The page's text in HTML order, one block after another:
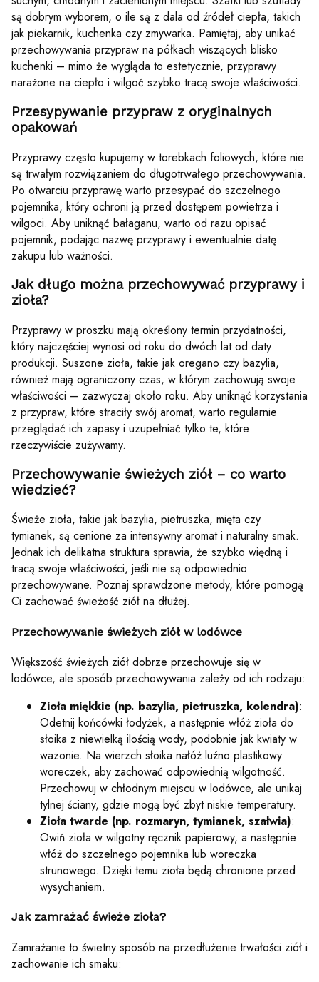
są dobrym wyborem, o ile są z dala od źródeł ciepła, takich
jak piekarnik, kuchenka czy zmywarka. Pamiętaj, aby unikać
przechowywania przypraw na półkach wiszących blisko
kuchenki – mimo że wygląda to estetycznie, przyprawy
narażone na ciepło i wilgoć szybko tracą swoje właściwości.
Przesypywanie przypraw z oryginalnych
opakowań
Przyprawy często kupujemy w torebkach foliowych, które nie
są trwałym rozwiązaniem do długotrwałego przechowywania.
Po otwarciu przyprawę warto przesypać do szczelnego
pojemnika, który ochroni ją przed dostępem powietrza i
wilgoci. Aby uniknąć bałaganu, warto od razu opisać
pojemnik, podając nazwę przyprawy i ewentualnie datę
zakupu lub ważności.
Jak długo można przechowywać przyprawy i
zioła?
Przyprawy w proszku mają określony termin przydatności,
który najczęściej wynosi od roku do dwóch lat od daty
produkcji. Suszone zioła, takie jak oregano czy bazylia,
również mają ograniczony czas, w którym zachowują swoje
właściwości – zazwyczaj około roku. Aby uniknąć korzystania
z przypraw, które straciły swój aromat, warto regularnie
przeglądać ich zapasy i uzupełniać tylko te, które
rzeczywiście zużywamy.
Przechowywanie świeżych ziół – co warto
wiedzieć?
Świeże zioła, takie jak bazylia, pietruszka, mięta czy
tymianek, są cenione za intensywny aromat i naturalny smak.
Jednak ich delikatna struktura sprawia, że szybko więdną i
tracą swoje właściwości, jeśli nie są odpowiednio
przechowywane. Poznaj sprawdzone metody, które pomogą
Ci zachować świeżość ziół na dłużej.
Przechowywanie świeżych ziół w lodówce
Większość świeżych ziół dobrze przechowuje się w
lodówce, ale sposób przechowywania zależy od ich rodzaju:
Zioła miękkie (np. bazylia, pietruszka, kolendra):
Odetnij końcówki łodyżek, a następnie włóż zioła do
słoika z niewielką ilością wody, podobnie jak kwiaty w
wazonie. Na wierzch słoika nałóż luźno plastikowy
woreczek, aby zachować odpowiednią wilgotność.
Przechowuj w chłodnym miejscu w lodówce, ale unikaj
tylnej ściany, gdzie mogą być zbyt niskie temperatury.
Zioła twarde (np. rozmaryn, tymianek, szałwia):
Owiń zioła w wilgotny ręcznik papierowy, a następnie
włóż do szczelnego pojemnika lub woreczka
strunowego. Dzięki temu zioła będą chronione przed
wysychaniem.
Jak zamrażać świeże zioła?
Zamrażanie to świetny sposób na przedłużenie trwałości ziół i
zachowanie ich smaku: